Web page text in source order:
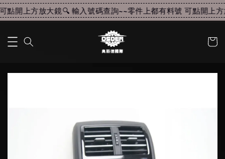
點開上方放大鏡🔍 輸入號碼查詢~~零件上都有料號 可點開上方